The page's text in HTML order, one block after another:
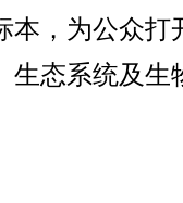
本，为公众打
生态系统及生